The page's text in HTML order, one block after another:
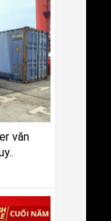
văn